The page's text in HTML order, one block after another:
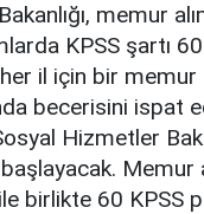
memur
KPSS şartı
il için bir memur
becerisini ispat
Hizmetler
Memur
birlikte 60 KPSS